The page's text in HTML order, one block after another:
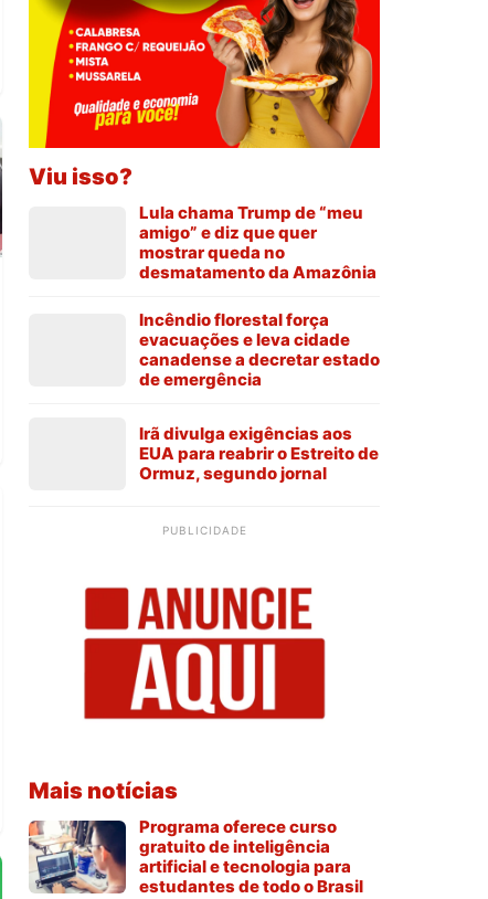
Viu isso?
Lula chama Trump de “meu
amigo” e diz que quer
mostrar queda no
desmatamento da Amazônia
Incêndio florestal força
evacuações e leva cidade
canadense a decretar estado
de emergência
Irã divulga exigências aos
EUA para reabrir o Estreito de
Ormuz, segundo jornal
PUBLICIDADE
Mais notícias
Programa oferece curso
gratuito de inteligência
artificial e tecnologia para
estudantes de todo o Brasil